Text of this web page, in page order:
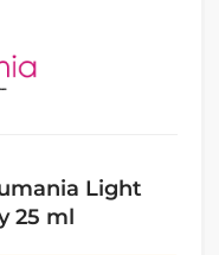
Light
25 ml